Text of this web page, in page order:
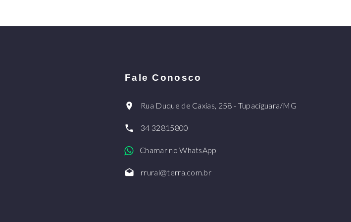
Fale Conosco
Rua Duque de Caxias, 258 - Tupaciguara/MG
34 32815800
Chamar no WhatsApp
rrural@terra.com.br